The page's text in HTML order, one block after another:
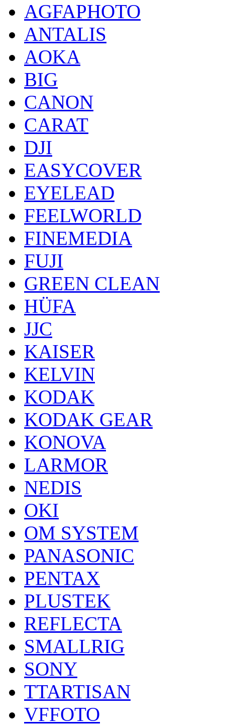
AGFAPHOTO
ANTALIS
AOKA
BIG
CANON
CARAT
DJI
EASYCOVER
EYELEAD
FEELWORLD
FINEMEDIA
FUJI
GREEN CLEAN
HÜFA
JJC
KAISER
KELVIN
KODAK
KODAK GEAR
KONOVA
LARMOR
NEDIS
OKI
OM SYSTEM
PANASONIC
PENTAX
PLUSTEK
REFLECTA
SMALLRIG
SONY
TTARTISAN
VFFOTO